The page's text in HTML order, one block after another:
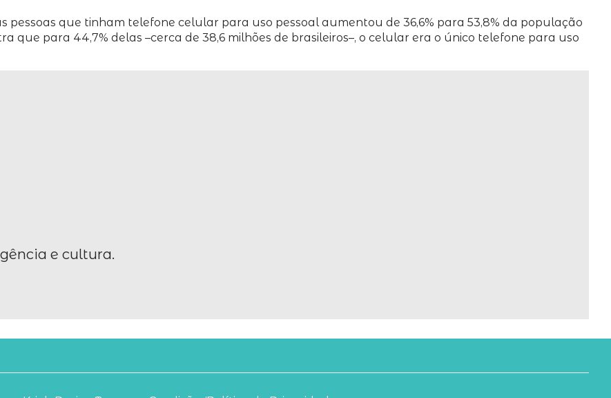
pessoas que tinham telefone celular para uso pessoal aumentou de 36,6% para 53,8% da população
que para 44,7% delas –cerca de 38,6 milhões de brasileiros–, o celular era o único telefone para uso
e cultura.